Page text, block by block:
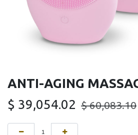
ANTI-AGING
$ 39,054.02 $60,083.10